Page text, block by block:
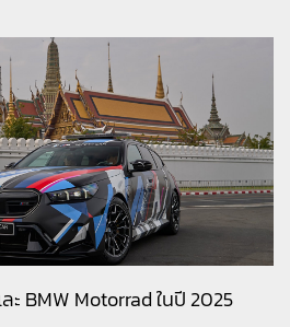
ะ BMW Motorrad ในปี 2025